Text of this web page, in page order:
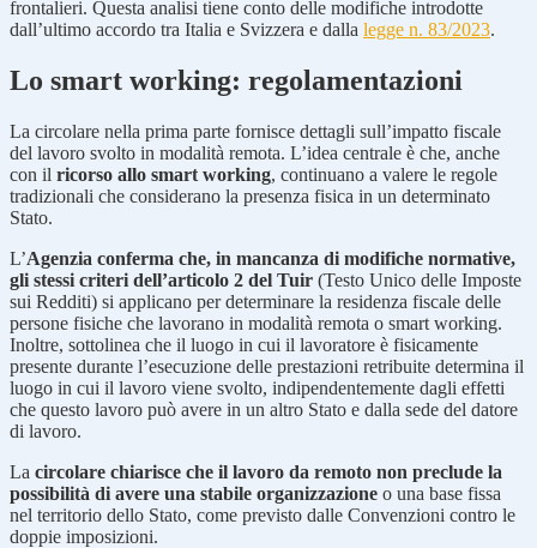
frontalieri. Questa analisi tiene conto delle modifiche introdotte
dall’ultimo accordo tra Italia e Svizzera e dalla legge n. 83/2023.
Lo smart working: regolamentazioni
La circolare nella prima parte fornisce dettagli sull’impatto fiscale
del lavoro svolto in modalità remota. L’idea centrale è che, anche
con il ricorso allo smart working, continuano a valere le regole
tradizionali che considerano la presenza fisica in un determinato
Stato.
L’Agenzia conferma che, in mancanza di modifiche normative,
gli stessi criteri dell’articolo 2 del Tuir (Testo Unico delle Imposte
sui Redditi) si applicano per determinare la residenza fiscale delle
persone fisiche che lavorano in modalità remota o smart working.
Inoltre, sottolinea che il luogo in cui il lavoratore è fisicamente
presente durante l’esecuzione delle prestazioni retribuite determina il
luogo in cui il lavoro viene svolto, indipendentemente dagli effetti
che questo lavoro può avere in un altro Stato e dalla sede del datore
di lavoro.
La circolare chiarisce che il lavoro da remoto non preclude la
possibilità di avere una stabile organizzazione o una base fissa
nel territorio dello Stato, come previsto dalle Convenzioni contro le
doppie imposizioni.